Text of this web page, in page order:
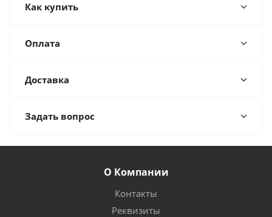
Как купить
Оплата
Доставка
Задать вопрос
О Компании
Контакты
Реквизиты